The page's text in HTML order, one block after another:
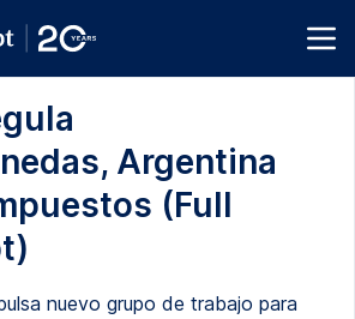
Argentina
(Full
nuevo grupo de trabajo para